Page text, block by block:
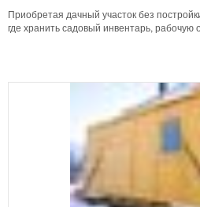
Приобретая дачный участок без
где хранить садовый инвентарь, рабочую